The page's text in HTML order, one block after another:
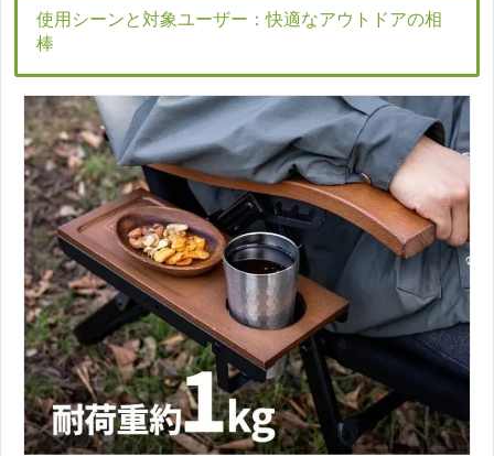
使用シーンと対象ユーザー：快適なアウトドアの相
棒